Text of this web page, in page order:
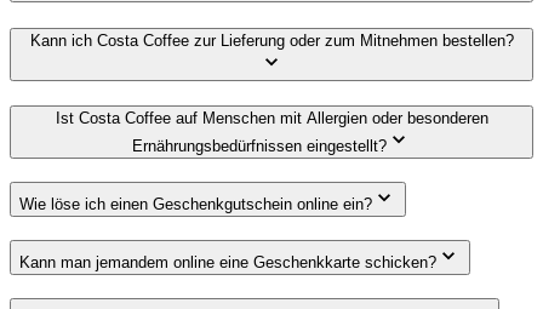
Kann ich Costa Coffee zur Lieferung oder zum Mitnehmen bestellen?
Ist Costa Coffee auf Menschen mit Allergien oder besonderen
Ernährungsbedürfnissen eingestellt?
Wie löse ich einen Geschenkgutschein online ein?
Kann man jemandem online eine Geschenkkarte schicken?